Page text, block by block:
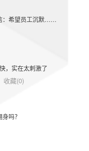
：希望员工沉默……
，实在太刺激了
收藏(0)
吗？